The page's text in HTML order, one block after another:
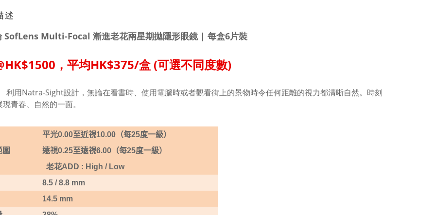
述
SofLens Multi-Focal 漸進老花兩星期拋隱形眼鏡 | 每盒6片裝
，平均HK$375/盒 (可選不同度數)
利用Natra-Sight設計，無論在看書時、使用電腦時或者觀看街上的景物時令任何距離的視力都清晰自然。時刻
現青春、自然的一面。
圍
平光0.00至近視10.00 （每25度一級）
遠視0.25至遠視6.00 （每25度一級）
老花ADD : High / Low
8.5 / 8.8 mm
14.5 mm